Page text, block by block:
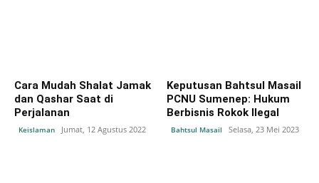
Cara Mudah Shalat Jamak
dan Qashar Saat di
Perjalanan
Keislaman Jumat, 12 Agustus 2022
Keputusan Bahtsul Masail
PCNU Sumenep: Hukum
Berbisnis Rokok Ilegal
Bahtsul Masail Selasa, 23 Mei 2023